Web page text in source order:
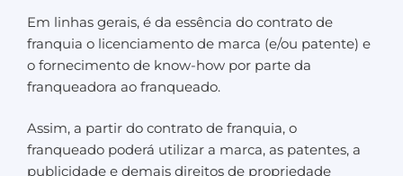
Em linhas gerais, é da essência do contrato de
franquia o licenciamento de marca (e/ou patente) e
o fornecimento de know-how por parte da
franqueadora ao franqueado.
Assim, a partir do contrato de franquia, o
franqueado poderá utilizar a marca, as patentes, a
publicidade e demais direitos de propriedade